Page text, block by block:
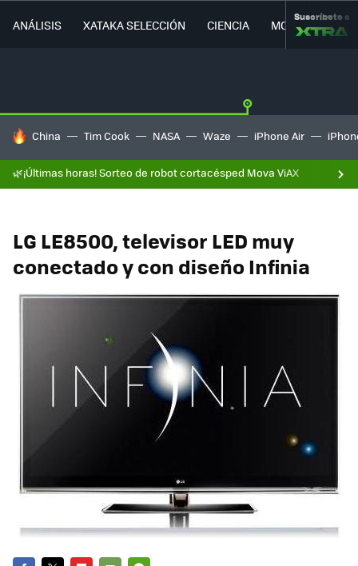
ANÁLISIS XATAKA SELECCIÓN CIENCIA MOVILIDAD
Suscríbete a
HOY SE HABLA DE
China Tim Cook NASA Waze iPhone Air
🌿¡Últimas horas! Sorteo de robot cortacésped Mova ViAX
LG LE8500, televisor LED muy
conectado y con diseño Infinia